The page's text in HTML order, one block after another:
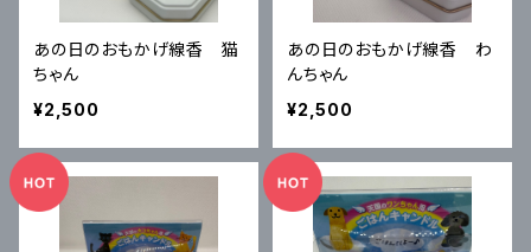
あの日のおもかげ線香 猫
ちゃん
¥2,500
あの日のおもかげ線香 わ
んちゃん
¥2,500